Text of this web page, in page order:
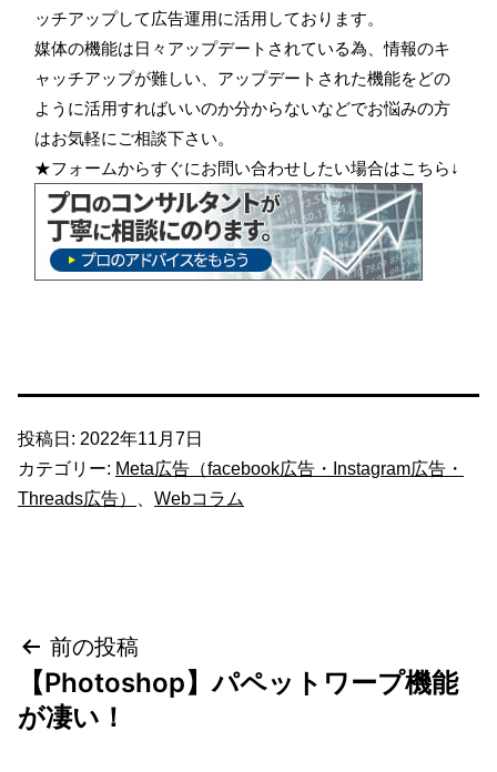
ッチアップして広告運用に活用しております。
媒体の機能は日々アップデートされている為、情報のキ
ャッチアップが難しい、アップデートされた機能をどの
ように活用すればいいのか分からないなどでお悩みの方
はお気軽にご相談下さい。
★フォームからすぐにお問い合わせしたい場合はこちら↓
投稿日: 2022年11月7日
カテゴリー: Meta広告（facebook広告・Instagram広告・
Threads広告）
Webコラム
投
稿
前の投稿
【Photoshop】パペットワープ機能
が凄い！